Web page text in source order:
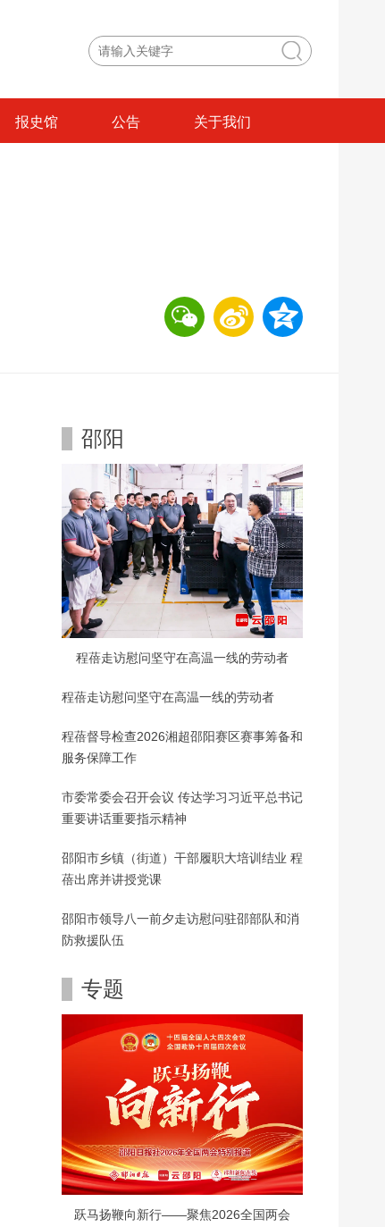
报史馆 公告 关于我们
邵阳
程蓓走访慰问坚守在高温一线的劳动者
程蓓走访慰问坚守在高温一线的劳动者
程蓓督导检查2026湘超邵阳赛区赛事筹备和
服务保障工作
市委常委会召开会议 传达学习习近平总书记
重要讲话重要指示精神
邵阳市乡镇（街道）干部履职大培训结业 程
蓓出席并讲授党课
邵阳市领导八一前夕走访慰问驻邵部队和消
防救援队伍
专题
跃马扬鞭向新行——聚焦2026全国两会